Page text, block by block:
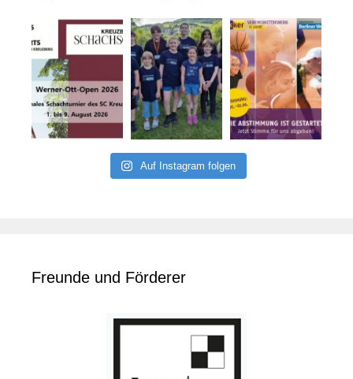
Auf Instagram folgen
Freunde und Förderer